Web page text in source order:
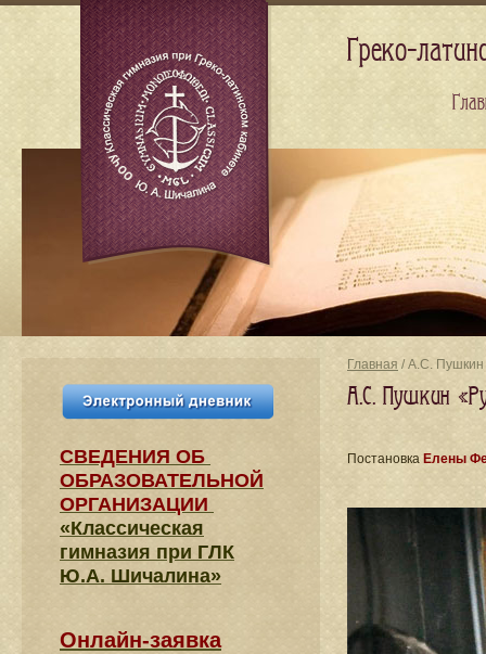
Главная / А.С.
А.С. Пушкин
Постановка Елены
СВЕДЕНИЯ​ ОБ
ОБРАЗОВАТЕЛЬНОЙ
ОРГАНИЗАЦИИ
«Классическая
гимназия при ГЛК
Ю.А. Шичалина»
Онлайн-заявка
Греко-